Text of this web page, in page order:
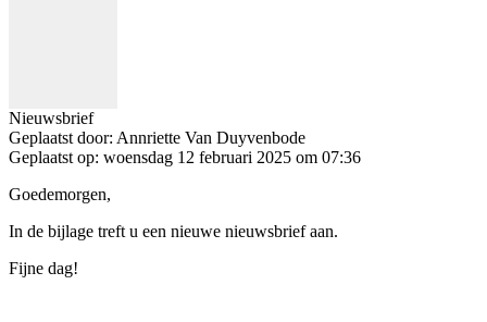
Nieuwsbrief
Geplaatst door: Annriette Van Duyvenbode
Geplaatst op: woensdag 12 februari 2025 om 07:36
Goedemorgen,
In de bijlage treft u een nieuwe nieuwsbrief aan.
Fijne dag!